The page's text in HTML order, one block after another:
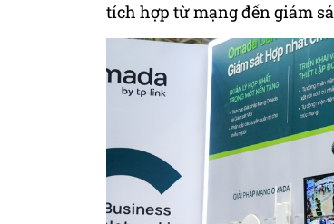
tích hợp từ mạng đến giám